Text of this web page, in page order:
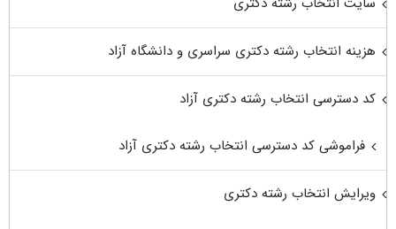
هزینه انتخاب رشته دکتری سراسری و دانشگاه آزاد
کد دسترسی انتخاب رشته دکتری آزاد
فراموشی کد دسترسی انتخاب رشته دکتری آزاد
ویرایش انتخاب رشته دکتری